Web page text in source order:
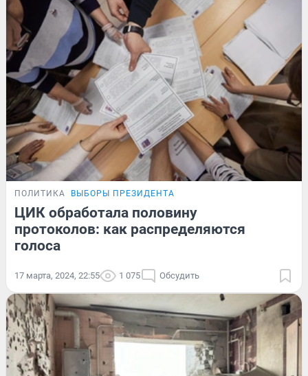
ПОЛИТИКА ВЫБОРЫ ПРЕЗИДЕНТА
ЦИК обработала половину
протоколов: как распределяются
голоса
17 марта, 2024, 22:55 1 075 Обсудить